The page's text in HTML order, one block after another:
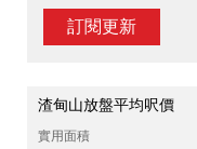
訂閱更新
渣甸山放盤平均呎價
實用面積